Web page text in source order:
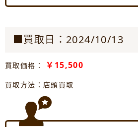
■買取日：2024/10/13
買取価格： ￥15,500
買取方法：店頭買取